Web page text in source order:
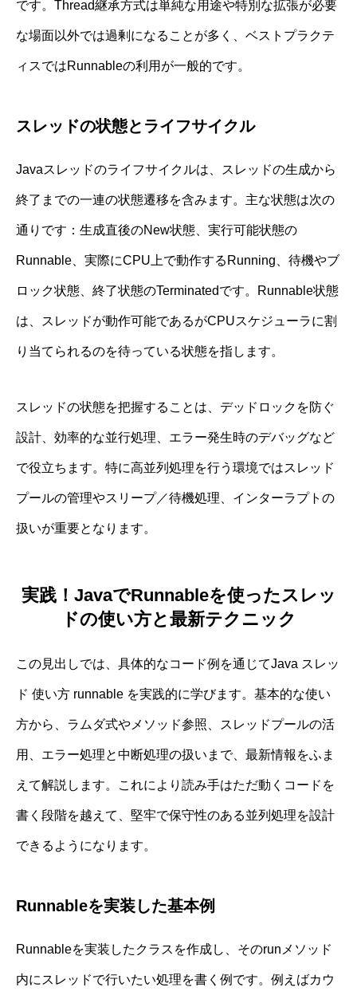
です。Thread継承方式は単純な用途や特別な拡張が必要
な場面以外では過剰になることが多く、ベストプラクテ
ィスではRunnableの利用が一般的です。
スレッドの状態とライフサイクル
Javaスレッドのライフサイクルは、スレッドの生成から
終了までの一連の状態遷移を含みます。主な状態は次の
通りです：生成直後のNew状態、実行可能状態の
Runnable、実際にCPU上で動作するRunning、待機やブ
ロック状態、終了状態のTerminatedです。Runnable状態
は、スレッドが動作可能であるがCPUスケジューラに割
り当てられるのを待っている状態を指します。
スレッドの状態を把握することは、デッドロックを防ぐ
設計、効率的な並行処理、エラー発生時のデバッグなど
で役立ちます。特に高並列処理を行う環境ではスレッド
プールの管理やスリープ／待機処理、インターラプトの
扱いが重要となります。
実践！JavaでRunnableを使ったスレッ
ドの使い方と最新テクニック
この見出しでは、具体的なコード例を通じてJava スレッ
ド 使い方 runnable を実践的に学びます。基本的な使い
方から、ラムダ式やメソッド参照、スレッドプールの活
用、エラー処理と中断処理の扱いまで、最新情報をふま
えて解説します。これにより読み手はただ動くコードを
書く段階を越えて、堅牢で保守性のある並列処理を設計
できるようになります。
Runnableを実装した基本例
Runnableを実装したクラスを作成し、そのrunメソッド
内にスレッドで行いたい処理を書く例です。例えばカウ